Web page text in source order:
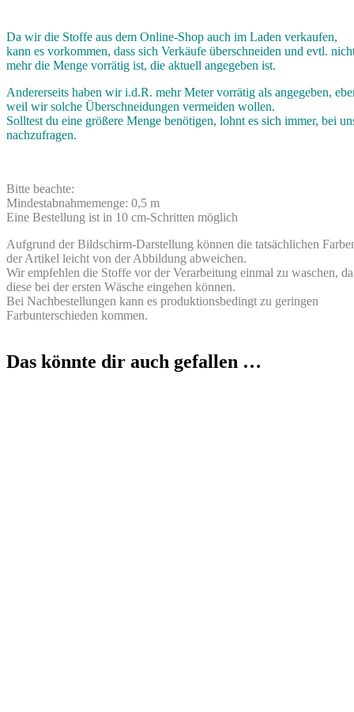
Da wir die Stoffe aus dem Online-Shop auch im Laden verkaufen,
kann es vorkommen, dass sich Verkäufe überschneiden und evtl.
mehr die Menge vorrätig ist, die aktuell angegeben ist.
Andererseits haben wir i.d.R. mehr Meter vorrätig als angegeben,
weil wir solche Überschneidungen vermeiden wollen.
Solltest du eine größere Menge benötigen, lohnt es sich immer, bei
nachzufragen.
Bitte beachte:
Mindestabnahmemenge: 0,5 m
Eine Bestellung ist in 10 cm-Schritten möglich
Aufgrund der Bildschirm-Darstellung können die tatsächlichen
der Artikel leicht von der Abbildung abweichen.
Wir empfehlen die Stoffe vor der Verarbeitung einmal zu waschen, da
diese bei der ersten Wäsche eingehen können.
Bei Nachbestellungen kann es produktionsbedingt zu geringen
Farbunterschieden kommen.
Das könnte dir auch gefallen …